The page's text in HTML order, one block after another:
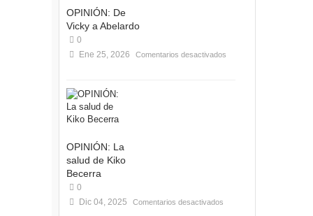
OPINIÓN: De
Vicky a Abelardo
0
Ene 25, 2026
Comentarios desactivados
OPINIÓN: La
salud de Kiko
Becerra
0
Dic 04, 2025
Comentarios desactivados